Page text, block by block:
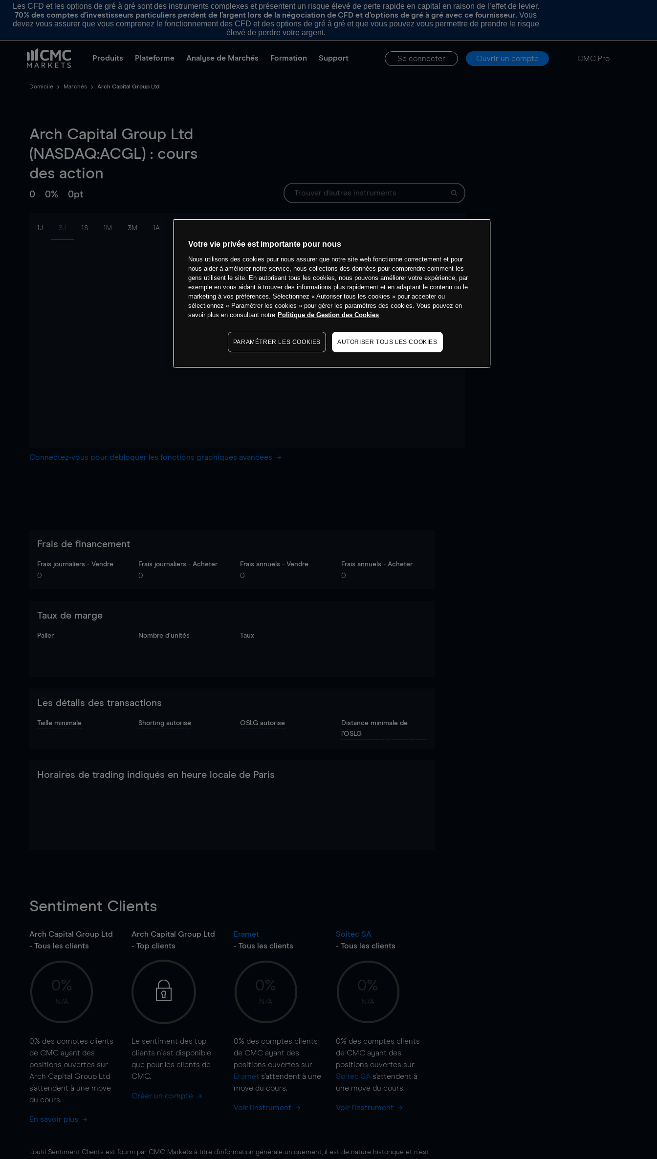
Les CFD et les options de gré à gré sont des instruments complexes et présentent un risque élevé de perte rapide en capital en raison de l’effet de levier.
70% des comptes d’investisseurs particuliers perdent de l’argent lors de la négociation de CFD et d’options de gré à gré avec ce fournisseur. Vous
devez vous assurer que vous comprenez le fonctionnement des CFD et des options de gré à gré et que vous pouvez vous permettre de prendre le risque
élevé de perdre votre argent.
Produits Plateforme Analyse de Marchés Formation Support Se connecter Ouvrir un compte CMC Pro
Domicile Marchés Arch Capital Group Ltd
Arch Capital Group Ltd
(NASDAQ:ACGL) : cours
des action
0 0% 0pt
1J 3J 1S 1M 3M 1A
Connectez-vous pour débloquer les fonctions graphiques avancées
Frais de financement
Frais journaliers - Vendre
0
Frais journaliers - Acheter
0
Frais annuels - Vendre
0
Frais annuels - Acheter
0
Taux de marge
Palier Nombre d’unités Taux
Les détails des transactions
Taille minimale Shorting autorisé OSLG autorisé
Distance minimale de
l'OSLG
Horaires de trading indiqués en heure locale de Paris
Sentiment Clients
Arch Capital Group Ltd
- Tous les clients
0%
N/A
0% des comptes clients
de CMC ayant des
positions ouvertes sur
Arch Capital Group Ltd
s'attendent à une move
du cours.
En savoir plus
Arch Capital Group Ltd
- Top clients
Le sentiment des top
clients n'est disponible
que pour les clients de
CMC.
Créer un compte
Eramet
- Tous les clients
0%
N/A
0% des comptes clients
de CMC ayant des
positions ouvertes sur
Eramet s'attendent à une
move du cours.
Voir l'instrument
Soitec SA
- Tous les clients
0%
N/A
0% des comptes clients
de CMC ayant des
positions ouvertes sur
Soitec SA s'attendent à
une move du cours.
Voir l'instrument
L'outil Sentiment Clients est fourni par CMC Markets à titre d'information générale uniquement, il est de nature historique et n'est
Votre vie privée est importante pour nous
Nous utilisons des cookies pour nous assurer que notre site web fonctionne correctement et pour
nous aider à améliorer notre service, nous collectons des données pour comprendre comment les
gens utilisent le site. En autorisant tous les cookies, nous pouvons améliorer votre expérience, par
exemple en vous aidant à trouver des informations plus rapidement et en adaptant le contenu ou le
marketing à vos préférences. Sélectionnez « Autoriser tous les cookies » pour accepter ou
sélectionnez « Paramétrer les cookies » pour gérer les paramètres des cookies. Vous pouvez en
savoir plus en consultant notre Politique de Gestion des Cookies
PARAMÉTRER LES COOKIES AUTORISER TOUS LES COOKIES